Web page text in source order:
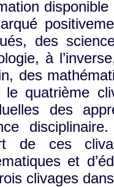
des
à
des
le quatrième
des
de ces
et
clivages